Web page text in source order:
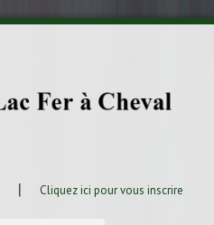
| Cliquez ici pour vous inscrire